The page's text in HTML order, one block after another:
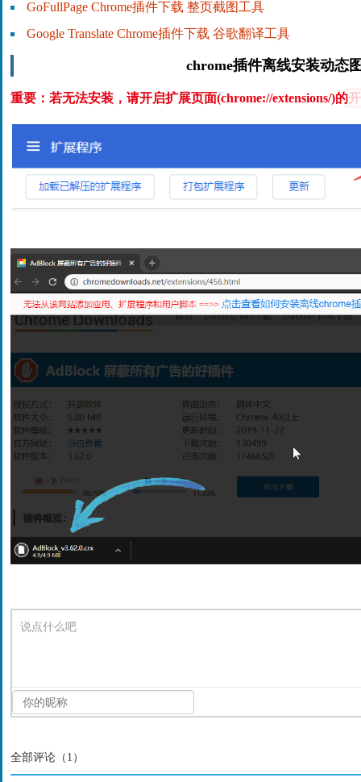
GoFullPage Chrome插件下载 整页截图工具
Google Translate Chrome插件下载 谷歌翻译工具
chrome插件离线安装动态
重要：若无法安装，请开启扩展页面(chrome://extensions/)的
说点什么吧
全部评论（ 1 ）